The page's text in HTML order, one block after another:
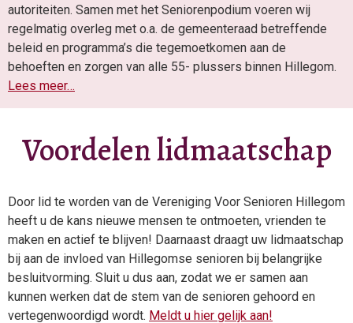
autoriteiten. Samen met het Seniorenpodium voeren wij
regelmatig overleg met o.a. de gemeenteraad betreffende
beleid en programma’s die tegemoetkomen aan de
behoeften en zorgen van alle 55- plussers binnen Hillegom.
Lees meer…
Voordelen lidmaatschap
Door lid te worden van de Vereniging Voor Senioren Hillegom
heeft u de kans nieuwe mensen te ontmoeten, vrienden te
maken en actief te blijven! Daarnaast draagt uw lidmaatschap
bij aan de invloed van Hillegomse senioren bij belangrijke
besluitvorming. Sluit u dus aan, zodat we er samen aan
kunnen werken dat de stem van de senioren gehoord en
vertegenwoordigd wordt. Meldt u hier gelijk aan!